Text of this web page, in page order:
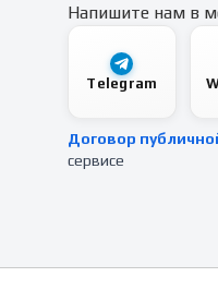
Напишите нам в
Telegram
Договор
сервисе